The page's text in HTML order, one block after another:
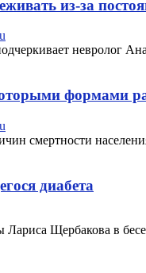
из-за
невролог
формами
смертности
диабета
Щербакова в